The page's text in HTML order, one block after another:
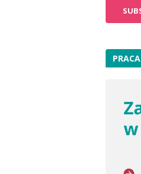
PRACA